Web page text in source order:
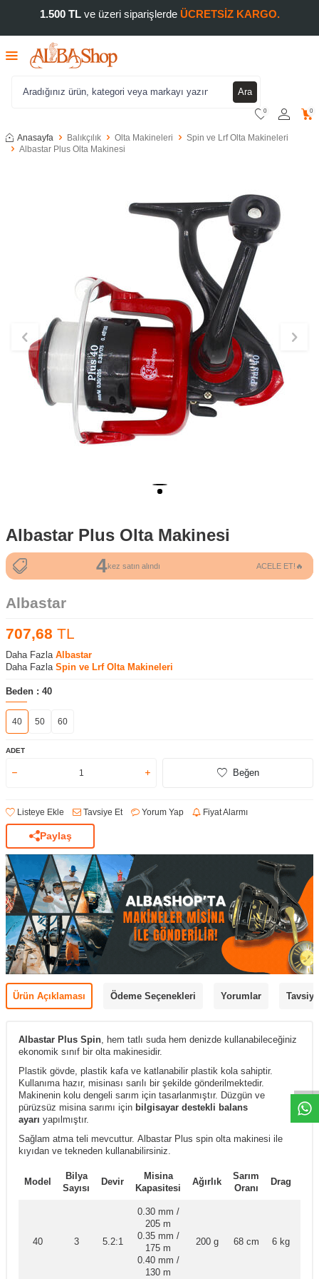
1.500 TLve üzeri siparişlerde ÜCRETSİZ KARGO.
Ara
0 0
Anasayfa Balıkçılık Olta Makineleri
Spin ve Lrf Olta Makineleri
Albastar Plus Olta Makinesi
Albastar Plus Olta Makinesi
4kez satın alındı
10kez sepete eklendi ACELE ET!🔥
Albastar
707,68 TL
Daha Fazla Albastar
Daha Fazla Spin ve Lrf Olta Makineleri
Beden : 40
40 50 60
ADET
Beğen
Listeye Ekle Tavsiye Et Yorum Yap Fiyat Alarmı
Paylaş
Ürün Açıklaması Ödeme Seçenekleri Yorumlar
Albastar Plus Spin , hem tatlı suda hem denizde kullanabileceğiniz
ekonomik sınıf bir olta makinesidir.
Plastik gövde, plastik kafa ve katlanabilir plastik kola sahiptir.
Kullanıma hazır, misinası sarılı bir şekilde gönderilmektedir.
Makinenin kolu dengeli sarım için tasarlanmıştır. Düzgün ve
pürüzsüz misina sarımı için bilgisayar destekli balans
ayarı yapılmıştır.
Sağlam atma teli mevcuttur. Albastar Plus spin olta makinesi ile
kıyıdan ve tekneden kullanabilirsiniz.
Model
Bilya
Sayısı
Devir
Misina
Kapasitesi
Ağırlık
Sarım
Oranı
Drag
40 3 5.2:1
0.30 mm /
205 m
0.35 mm /
175 m
0.40 mm /
130 m
200 g 68 cm 6 kg